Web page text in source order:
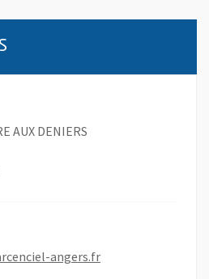
AUX DENIERS
angers.fr, Ouvre une